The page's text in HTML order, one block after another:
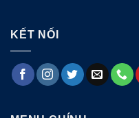
KẾT NỐI